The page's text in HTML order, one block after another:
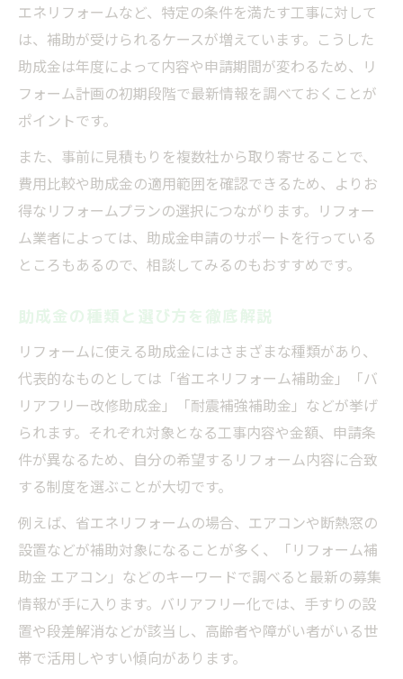
自分でできる助成金申請の流れとポイント
リフォームお得情報を活かす書類準備のコ
ツ
申請時に抑えたい補助金条件のお得な知識
お得な情報の調べ方と申請成功の秘訣
今注目のリフォーム補助金条件を詳しく解説
お得な情報で知る最新補助金条件の基本
リフォーム補助金条件とお得な活用術
省エネ・耐震改修に強い補助金情報まとめ
お得な条件を活かすリフォーム計画の立て
方
節約したい方に届けたいリフォームお得情報特
集
リフォーム費用節約のお得な情報集
補助金併用でさらにお得なリフォーム術
お得な情報を活かすリフォーム部位別ポイ
ント
リフォーム補助金を活用した節約実例
費用対効果を最大化するお得なリフォーム
知識
お得な情報を通じた助成金検討のポイント総ま
とめ
エネリフォームなど、特定の条件を満たす工事に対して
は、補助が受けられるケースが増えています。こうした
助成金は年度によって内容や申請期間が変わるため、リ
フォーム計画の初期段階で最新情報を調べておくことが
ポイントです。
また、事前に見積もりを複数社から取り寄せることで、
費用比較や助成金の適用範囲を確認できるため、よりお
得なリフォームプランの選択につながります。リフォー
ム業者によっては、助成金申請のサポートを行っている
ところもあるので、相談してみるのもおすすめです。
助成金の種類と選び方を徹底解説
リフォームに使える助成金にはさまざまな種類があり、
代表的なものとしては「省エネリフォーム補助金」「バ
リアフリー改修助成金」「耐震補強補助金」などが挙げ
られます。それぞれ対象となる工事内容や金額、申請条
件が異なるため、自分の希望するリフォーム内容に合致
する制度を選ぶことが大切です。
例えば、省エネリフォームの場合、エアコンや断熱窓の
設置などが補助対象になることが多く、「リフォーム補
助金 エアコン」などのキーワードで調べると最新の募集
情報が手に入ります。バリアフリー化では、手すりの設
置や段差解消などが該当し、高齢者や障がい者がいる世
帯で活用しやすい傾向があります。